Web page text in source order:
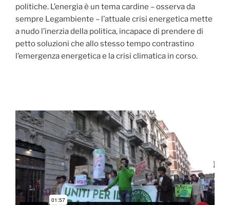
politiche. L’energia è un tema cardine – osserva da
sempre Legambiente – l’attuale crisi energetica mette
a nudo l’inerzia della politica, incapace di prendere di
petto soluzioni che allo stesso tempo contrastino
l’emergenza energetica e la crisi climatica in corso.